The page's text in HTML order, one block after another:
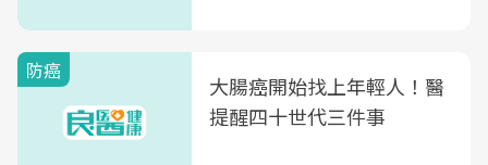
防癌
大腸癌開始找上年輕人！醫
提醒四十世代三件事